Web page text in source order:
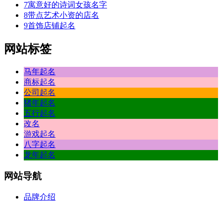
7寓意好的诗词女孩名字
8带点艺术小资的店名
9首饰店铺起名
网站标签
马年起名
商标起名
公司起名
猪年起名
五行起名
改名
游戏起名
八字起名
龙年起名
网站导航
品牌介绍